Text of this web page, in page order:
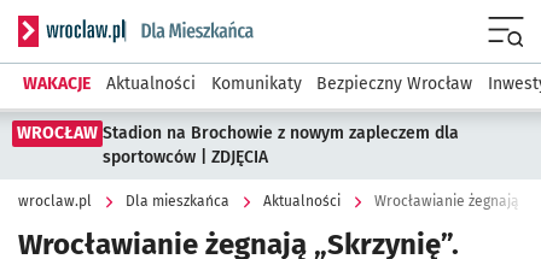
Serwis informacyjny wroclaw.pl podserwis: Dla mieszkańca
WAKACJE Aktualności Komunikaty Bezpieczny Wrocław
WROCŁAW Stadion na Brochowie z nowym zapleczem dla
sportowców | ZDJĘCIA
wroclaw.pl Dla mieszkańca Aktualności Wrocławianie żegnają
Wrocławianie żegnają „Skrzynię”.